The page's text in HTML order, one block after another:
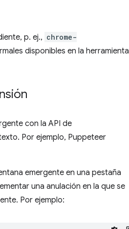
p. ej., chrome-
disponibles en la herramienta
con la API de
Por ejemplo, Puppeteer
emergente en una pestaña
una anulación en la que se
Por ejemplo: